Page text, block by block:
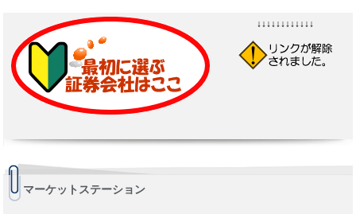
↓↓↓↓↓↓↓↓↓↓↓↓
マーケットステーション